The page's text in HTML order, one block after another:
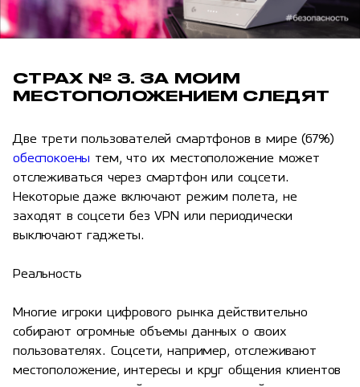
СТРАХ № 3. ЗА МОИМ
МЕСТОПОЛОЖЕНИЕМ СЛЕДЯТ
Две трети пользователей смартфонов в мире (67%)
обеспокоены тем, что их местоположение может
отслеживаться через смартфон или соцсети.
Некоторые даже включают режим полета, не
заходят в соцсети без VPN или периодически
выключают гаджеты.
Реальность
Многие игроки цифрового рынка действительно
собирают огромные объемы данных о своих
пользователях. Соцсети, например, отслеживают
местоположение, интересы и круг общения клиентов